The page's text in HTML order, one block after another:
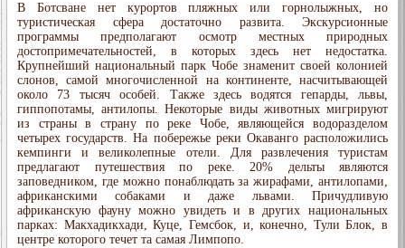
В Ботсване нет курортов пляжных или горнолыжных, но
туристическая сфера достаточно развита. Экскурсионные
программы предполагают осмотр местных природных
достопримечательностей, в которых здесь нет недостатка.
Крупнейший национальный парк Чобе знаменит своей колонией
слонов, самой многочисленной на континенте, насчитывающей
около 73 тысяч особей. Также здесь водятся гепарды, львы,
гиппопотамы, антилопы. Некоторые виды животных мигрируют
из страны в страну по реке Чобе, являющейся водоразделом
четырех государств. На побережье реки Окаванго расположились
кемпинги и великолепные отели. Для развлечения туристам
предлагают путешествия по реке. 20% дельты являются
заповедником, где можно понаблюдать за жирафами, антилопами,
африканскими собаками и даже львами. Причудливую
африканскую фауну можно увидеть и в других национальных
парках: Макхадикхади, Куце, Гемсбок, и, конечно, Тули Блок, в
центре которого течет та самая Лимпопо.